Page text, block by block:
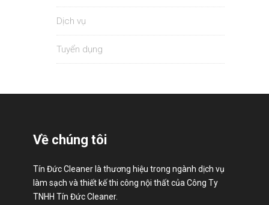
Dịch vụ
Tuyển dụng
Về chúng tôi
Tín Đức Cleaner là thương hiệu trong ngành dịch vụ
làm sạch và thiết kế thi công nội thất của Công Ty
TNHH Tín Đức Cleaner.